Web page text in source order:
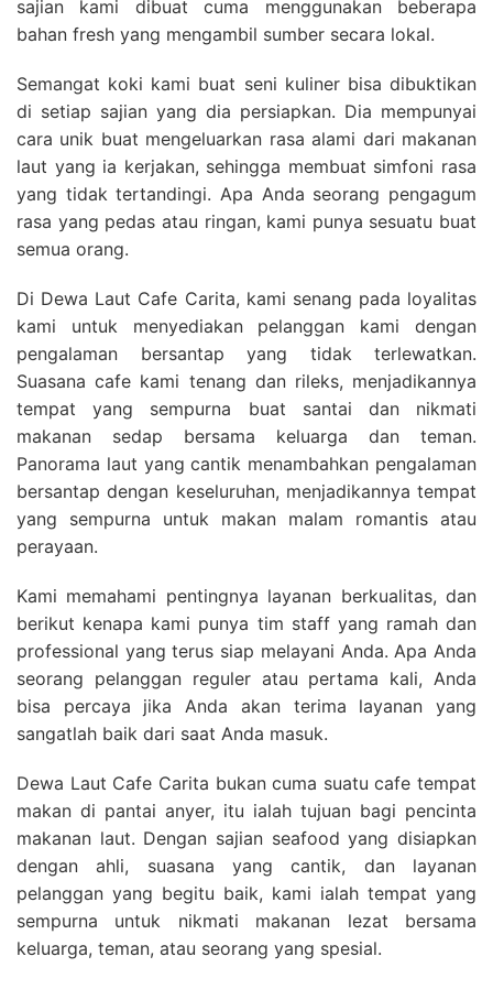
sajian kami dibuat cuma menggunakan beberapa
bahan fresh yang mengambil sumber secara lokal.
Semangat koki kami buat seni kuliner bisa dibuktikan
di setiap sajian yang dia persiapkan. Dia mempunyai
cara unik buat mengeluarkan rasa alami dari makanan
laut yang ia kerjakan, sehingga membuat simfoni rasa
yang tidak tertandingi. Apa Anda seorang pengagum
rasa yang pedas atau ringan, kami punya sesuatu buat
semua orang.
Di Dewa Laut Cafe Carita, kami senang pada loyalitas
kami untuk menyediakan pelanggan kami dengan
pengalaman bersantap yang tidak terlewatkan.
Suasana cafe kami tenang dan rileks, menjadikannya
tempat yang sempurna buat santai dan nikmati
makanan sedap bersama keluarga dan teman.
Panorama laut yang cantik menambahkan pengalaman
bersantap dengan keseluruhan, menjadikannya tempat
yang sempurna untuk makan malam romantis atau
perayaan.
Kami memahami pentingnya layanan berkualitas, dan
berikut kenapa kami punya tim staff yang ramah dan
professional yang terus siap melayani Anda. Apa Anda
seorang pelanggan reguler atau pertama kali, Anda
bisa percaya jika Anda akan terima layanan yang
sangatlah baik dari saat Anda masuk.
Dewa Laut Cafe Carita bukan cuma suatu cafe tempat
makan di pantai anyer, itu ialah tujuan bagi pencinta
makanan laut. Dengan sajian seafood yang disiapkan
dengan ahli, suasana yang cantik, dan layanan
pelanggan yang begitu baik, kami ialah tempat yang
sempurna untuk nikmati makanan lezat bersama
keluarga, teman, atau seorang yang spesial.